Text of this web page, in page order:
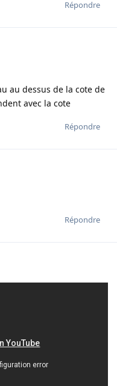
Répondre
au dessus de la cote de
avec la cote
Répondre
Répondre